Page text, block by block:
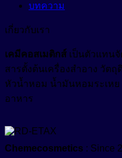
Anti-Pollution
Anti-Redness
Growth Reducer
สีผงอนุภาคเล็กสำหรับ
Oil Based Pigment
หัวน้ำหอม
บทความ
เกี่ยวกับเรา
เคมีคอสเมติกส์ เป็นตัวแทน
สารตั้งต้นเครื่องสำอาง วัตถุ
หัวน้ำหอม น้ำมันหอมระเห
อาหาร
Chemecosmetics : Since